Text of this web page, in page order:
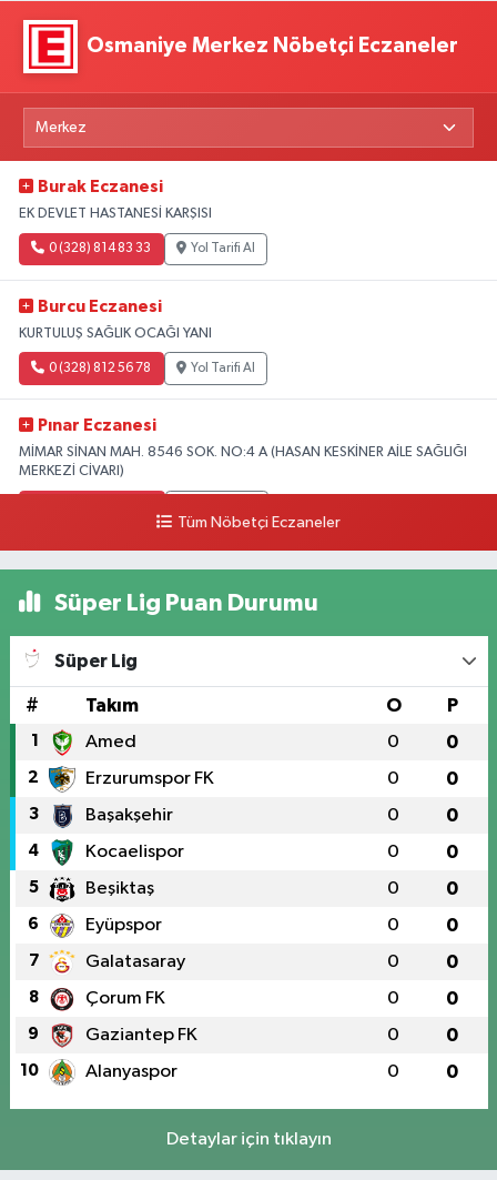
Osmaniye Merkez Nöbetçi Eczaneler
Burak Eczanesi
EK DEVLET HASTANESİ KARŞISI
0 (328) 814 83 33 Yol Tarifi Al
Burcu Eczanesi
KURTULUŞ SAĞLIK OCAĞI YANI
0 (328) 812 56 78 Yol Tarifi Al
Pınar Eczanesi
MİMAR SİNAN MAH. 8546 SOK. NO:4 A (HASAN KESKİNER AİLE SAĞLIĞI
MERKEZİ CİVARI)
Tüm Nöbetçi Eczaneler
Süper Lig Puan Durumu
Süper Lig
# Takım O P
1 Amed 0 0
2 Erzurumspor FK 0 0
3 Başakşehir 0 0
4 Kocaelispor 0 0
5 Beşiktaş 0 0
6 Eyüpspor 0 0
7 Galatasaray 0 0
8 Çorum FK 0 0
9 Gaziantep FK 0 0
10 Alanyaspor 0 0
Detaylar için tıklayın